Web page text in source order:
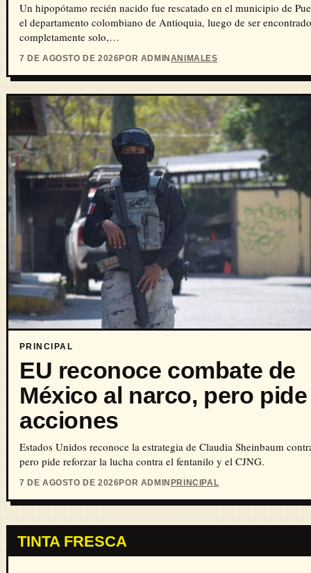
Un hipopótamo recién nacido fue rescatado en el municipio de
el departamento colombiano de Antioquia, luego de ser encontrado
completamente solo,…
7 DE AGOSTO DE 2026POR ADMIN ANIMALES
PRINCIPAL
EU reconoce combate de
México al narco, pero
acciones
Estados Unidos reconoce la estrategia de Claudia Sheinbaum
pero pide reforzar la lucha contra el fentanilo y el CJNG.
7 DE AGOSTO DE 2026POR ADMIN PRINCIPAL
TINTA FRESCA